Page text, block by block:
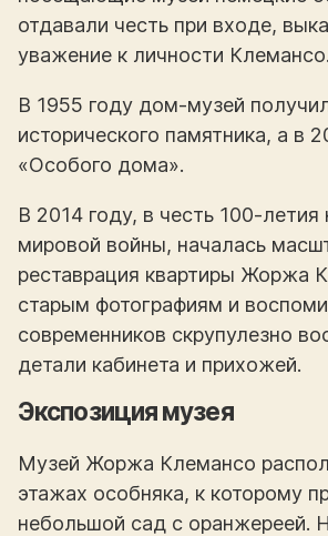
отдавали честь при входе,
уважение к личности Клемансо.
В 1955 году дом-музей
исторического памятника, а в
«Особого дома».
В 2014 году, в честь 100-летия
мировой войны, началась
реставрация квартиры Жоржа
старым фотографиям и
современников скрупулезно
детали кабинета и прихожей.
Экспозиция музея
Музей Жоржа Клемансо
этажах особняка, к которому
небольшой сад с оранжереей.